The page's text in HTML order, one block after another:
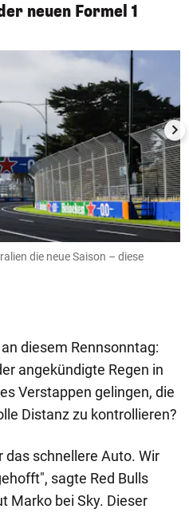
neuen Formel 1
die neue Saison – diese
diesem Rennsonntag:
angekündigte Regen in
Verstappen gelingen, die
Distanz zu kontrollieren?
das schnellere Auto. Wir
sagte Red Bulls
Marko bei Sky. Dieser